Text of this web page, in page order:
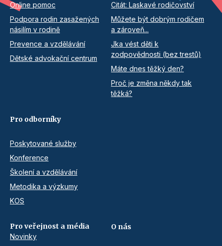
Online pomoc
Podpora rodin zasažených
násilím v rodině
Prevence a vzdělávání
Dětské advokační centrum
Citát: Laskavé rodičovství
Můžete být dobrým rodičem
a zároveň...
Jka vést děti k
zodpovědnosti (bez trestů)
Máte dnes těžký den?
Proč je změna někdy tak
těžká?
Pro odborníky
Poskytované služby
Konference
Školení a vzdělávání
Metodika a výzkumy
KOS
Pro veřejnost a média
Novinky
O nás